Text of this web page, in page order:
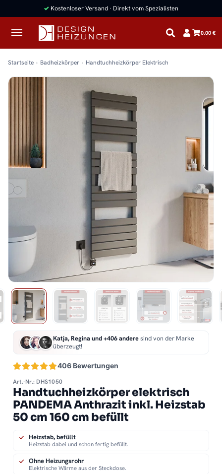
✓ Kostenloser Versand · Direkt vom Spezialisten
0,00 €
Startseite Badheizkörper Handtuchheizkörper Elektrisch
406 Bewertungen
Katja, Regina und +406 anderesind von der Marke
überzeugt!
Art.-Nr.: DHS1050
Handtuchheizkörper elektrisch
PANDEMA Anthrazit inkl. Heizstab
50 cm 160 cm befüllt
Heizstab, befüllt
Heizstab dabei und schon fertig befüllt.
Ohne Heizungsrohr
Elektrische Wärme aus der Steckdose.